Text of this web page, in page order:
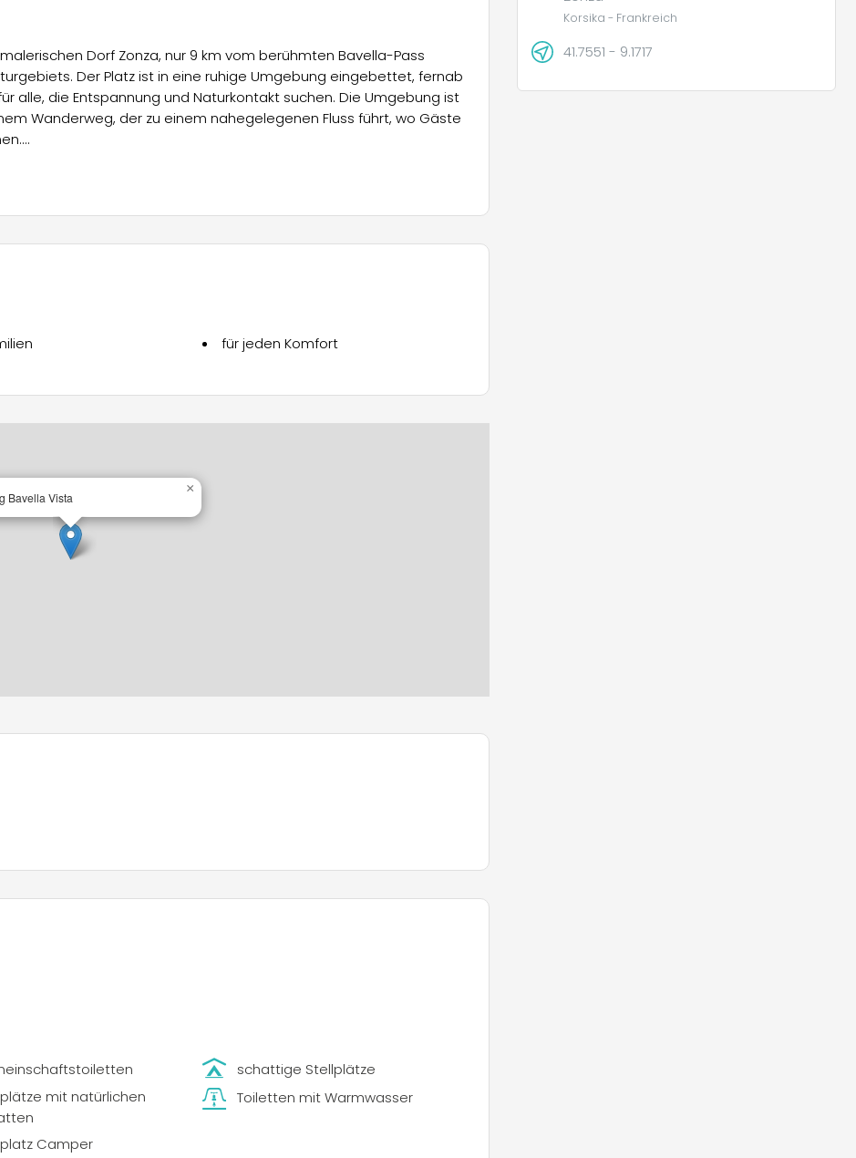
Dorf Zonza, nur 9 km vom berühmten Bavella-Pass
Der Platz ist in eine ruhige Umgebung eingebettet, fernab
alle, die Entspannung und Naturkontakt suchen. Die Umgebung ist
Wanderweg, der zu einem nahegelegenen Fluss führt, wo Gäste
Wohnmobile sowie 7 Mobilheime (Gitotel) mit einer Fläche von 17
und 95 € pro Nacht.
mit Preisen zwischen 70 € und 95 € pro Nacht, je nach
darunter sanitäre Einrichtungen für Menschen mit
wie den einfachen Zugang zu Wanderwegen, die
zu entdecken. Der Campingplatz ist die ideale Wahl für alle,
für jeden Komfort
Bavella Vista
×
schattige Stellplätze
mit natürlichen
Toiletten mit Warmwasser
Camper
Korsika - Frankreich
41.7551 - 9.1717